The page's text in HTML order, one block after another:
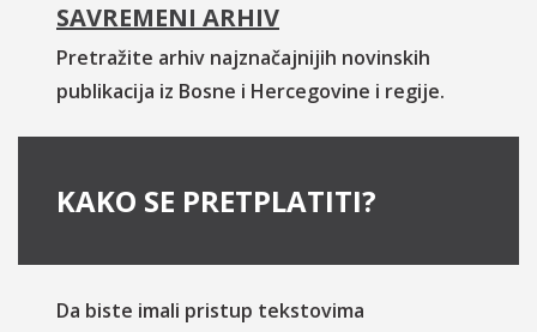
SAVREMENI ARHIV
Pretražite arhiv najznačajnijih novinskih
publikacija iz Bosne i Hercegovine i regije.
KAKO SE PRETPLATITI?
Da biste imali pristup tekstovima